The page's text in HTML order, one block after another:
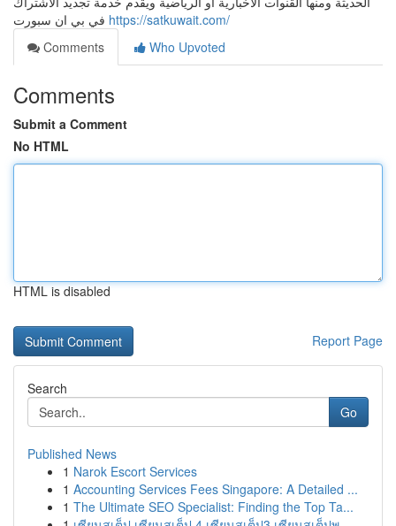
https://satkuwait.com/
Comments
Who Upvoted
Comments
Submit a Comment
No HTML
HTML is disabled
Report Page
Search
Go
Published News
1 Narok Escort Services
1 Accounting Services Fees Singapore: A Detailed ...
1 The Ultimate SEO Specialist: Finding the Top Ta...